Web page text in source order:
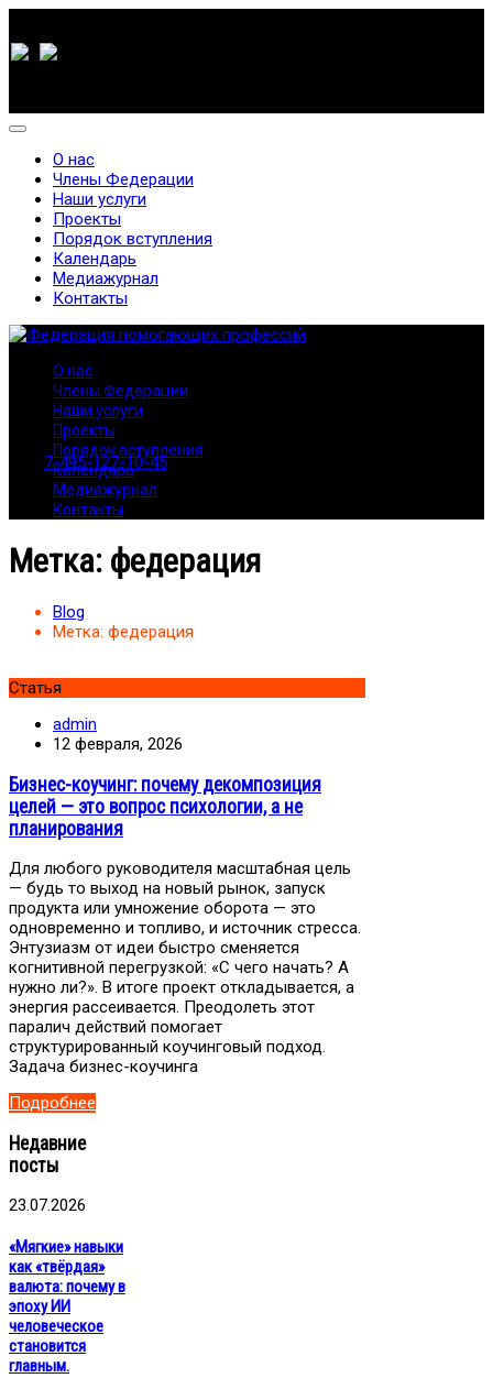
7-495-127-10-45
О нас
Члены Федерации
Наши услуги
Проекты
Порядок вступления
Календарь
Медиажурнал
Контакты
О нас
Члены Федерации
Наши услуги
Проекты
Порядок вступления
Календарь
Медиажурнал
Контакты
Метка: федерация
Blog
Метка: федерация
Статья
admin
12 февраля, 2026
Бизнес-коучинг: почему декомпозиция
целей — это вопрос психологии, а не
планирования
Для любого руководителя масштабная цель
— будь то выход на новый рынок, запуск
продукта или умножение оборота — это
одновременно и топливо, и источник стресса.
Энтузиазм от идеи быстро сменяется
когнитивной перегрузкой: «С чего начать? А
нужно ли?». В итоге проект откладывается, а
энергия рассеивается. Преодолеть этот
паралич действий помогает
структурированный коучинговый подход.
Задача бизнес-коучинга
Подробнее
Недавние
посты
23.07.2026
«Мягкие» навыки
как «твёрдая»
валюта: почему в
эпоху ИИ
человеческое
становится
главным.